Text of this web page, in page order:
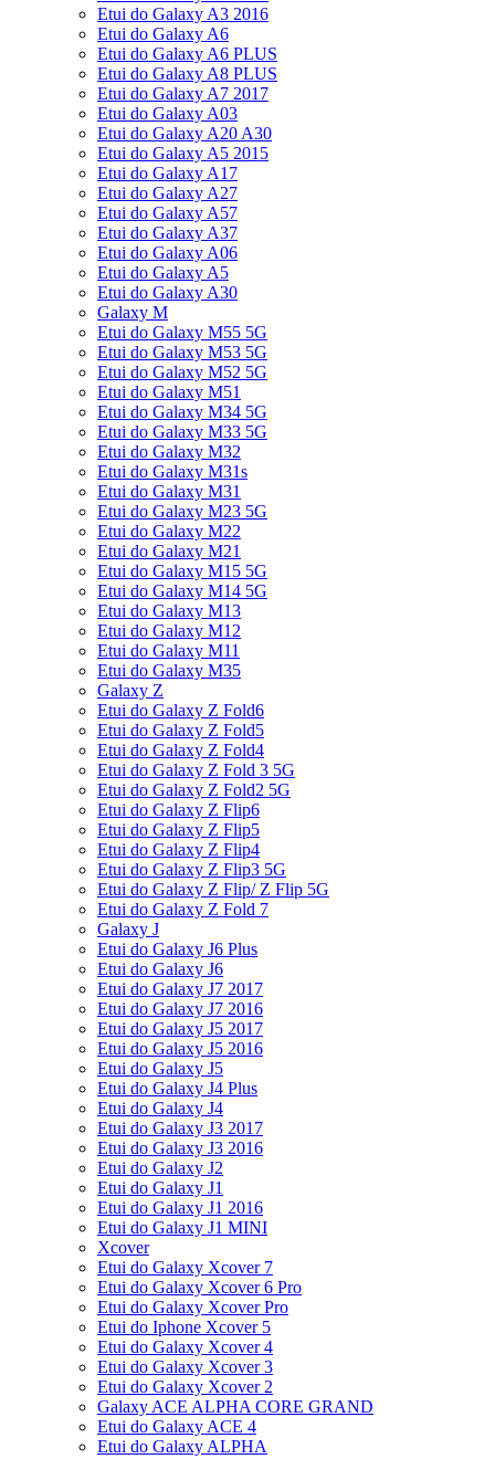
Etui do Galaxy A3 2016
Etui do Galaxy A6
Etui do Galaxy A6 PLUS
Etui do Galaxy A8 PLUS
Etui do Galaxy A7 2017
Etui do Galaxy A03
Etui do Galaxy A20 A30
Etui do Galaxy A5 2015
Etui do Galaxy A17
Etui do Galaxy A27
Etui do Galaxy A57
Etui do Galaxy A37
Etui do Galaxy A06
Etui do Galaxy A5
Etui do Galaxy A30
Galaxy M
Etui do Galaxy M55 5G
Etui do Galaxy M53 5G
Etui do Galaxy M52 5G
Etui do Galaxy M51
Etui do Galaxy M34 5G
Etui do Galaxy M33 5G
Etui do Galaxy M32
Etui do Galaxy M31s
Etui do Galaxy M31
Etui do Galaxy M23 5G
Etui do Galaxy M22
Etui do Galaxy M21
Etui do Galaxy M15 5G
Etui do Galaxy M14 5G
Etui do Galaxy M13
Etui do Galaxy M12
Etui do Galaxy M11
Etui do Galaxy M35
Galaxy Z
Etui do Galaxy Z Fold6
Etui do Galaxy Z Fold5
Etui do Galaxy Z Fold4
Etui do Galaxy Z Fold 3 5G
Etui do Galaxy Z Fold2 5G
Etui do Galaxy Z Flip6
Etui do Galaxy Z Flip5
Etui do Galaxy Z Flip4
Etui do Galaxy Z Flip3 5G
Etui do Galaxy Z Flip/ Z Flip 5G
Etui do Galaxy Z Fold 7
Galaxy J
Etui do Galaxy J6 Plus
Etui do Galaxy J6
Etui do Galaxy J7 2017
Etui do Galaxy J7 2016
Etui do Galaxy J5 2017
Etui do Galaxy J5 2016
Etui do Galaxy J5
Etui do Galaxy J4 Plus
Etui do Galaxy J4
Etui do Galaxy J3 2017
Etui do Galaxy J3 2016
Etui do Galaxy J2
Etui do Galaxy J1
Etui do Galaxy J1 2016
Etui do Galaxy J1 MINI
Xcover
Etui do Galaxy Xcover 7
Etui do Galaxy Xcover 6 Pro
Etui do Galaxy Xcover Pro
Etui do Iphone Xcover 5
Etui do Galaxy Xcover 4
Etui do Galaxy Xcover 3
Etui do Galaxy Xcover 2
Galaxy ACE ALPHA CORE GRAND
Etui do Galaxy ACE 4
Etui do Galaxy ALPHA